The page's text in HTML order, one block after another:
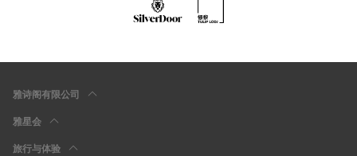
雅诗阁有限公司
雅星会
旅行与体验